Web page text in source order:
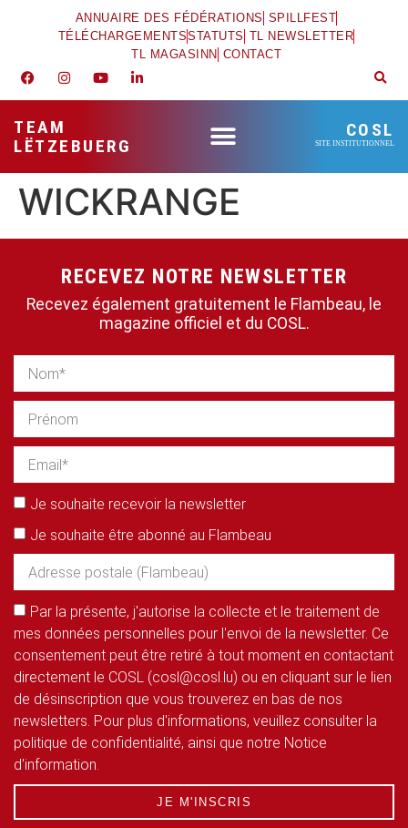
ANNUAIRE DES FÉDÉRATIONS SPILLFEST
TÉLÉCHARGEMENTSSTATUTS TL NEWSLETTER
TL MAGASINN CONTACT
TEAM
LËTZEBUERG
COSL
SITE INSTITUTIONNEL
WICKRANGE
RECEVEZ NOTRE NEWSLETTER
Recevez également gratuitement le Flambeau, le
magazine officiel et du COSL.
Je souhaite recevoir la newsletter
Je souhaite être abonné au Flambeau
Par la présente, j'autorise la collecte et le traitement de
mes données personnelles pour l'envoi de la newsletter. Ce
consentement peut être retiré à tout moment en contactant
directement le COSL (cosl@cosl.lu) ou en cliquant sur le lien
de désinscription que vous trouverez en bas de nos
newsletters. Pour plus d'informations, veuillez consulter la
politique de confidentialité, ainsi que notre Notice
d'information.
JE M'INSCRIS